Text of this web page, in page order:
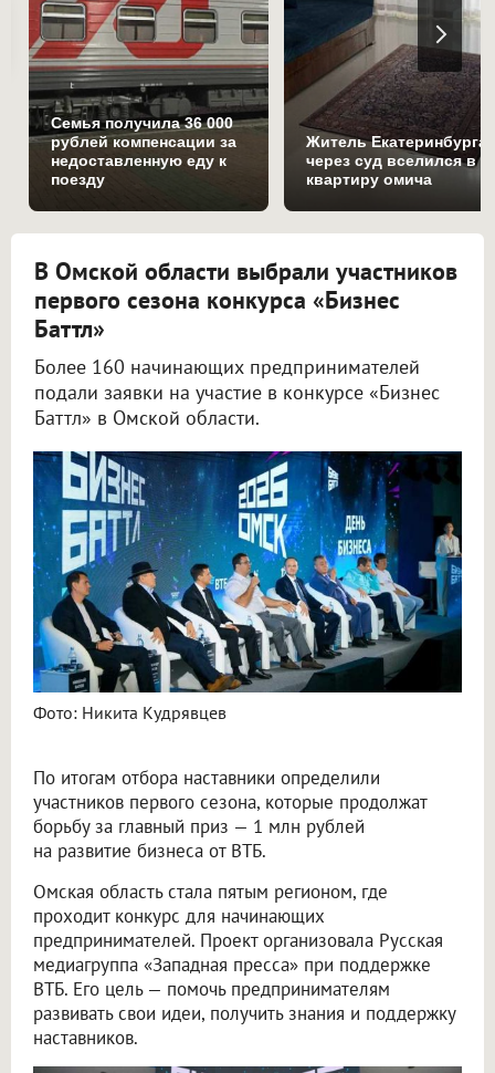
Семья получила 36 000
рублей компенсации за
недоставленную еду к
поезду
Житель Екатеринбурга
через суд вселился в
квартиру омича
В Омской области выбрали участников
первого сезона конкурса «Бизнес
Баттл»
Более 160 начинающих предпринимателей
подали заявки на участие в конкурсе «Бизнес
Баттл» в Омской области.
Фото: Никита Кудрявцев
По итогам отбора наставники определили
участников первого сезона, которые продолжат
борьбу за главный приз — 1 млн рублей
на развитие бизнеса от ВТБ.
Омская область стала пятым регионом, где
проходит конкурс для начинающих
предпринимателей. Проект организовала Русская
медиагруппа «Западная пресса» при поддержке
ВТБ. Его цель — помочь предпринимателям
развивать свои идеи, получить знания и поддержку
наставников.